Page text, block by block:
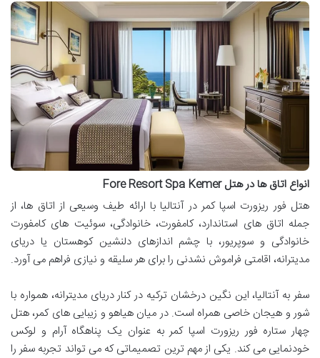
انواع اتاق ها در هتل Fore Resort Spa Kemer
هتل فور ریزورت اسپا کمر در آنتالیا با ارائه طیف وسیعی از اتاق ها، از
جمله اتاق های استاندارد، کامفورت، خانوادگی، سوئیت های کامفورت
خانوادگی و سوپریور، با چشم اندازهای دلنشین کوهستان یا دریای
مدیترانه، اقامتی فراموش نشدنی را برای هر سلیقه و نیازی فراهم می آورد.
سفر به آنتالیا، این نگین درخشان ترکیه در کنار دریای مدیترانه، همواره با
شور و هیجان خاصی همراه است. در میان هیاهو و زیبایی های کمر، هتل
چهار ستاره فور ریزورت اسپا کمر به عنوان یک پناهگاه آرام و لوکس
خودنمایی می کند. یکی از مهم ترین تصمیماتی که می تواند تجربه سفر را